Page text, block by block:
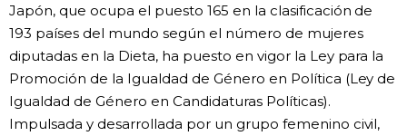
Japón, que ocupa el puesto 165 en la clasificación de
193 países del mundo según el número de mujeres
diputadas en la Dieta, ha puesto en vigor la Ley para la
Promoción de la Igualdad de Género en Política (Ley de
Igualdad de Género en Candidaturas Políticas).
Impulsada y desarrollada por un grupo femenino civil,